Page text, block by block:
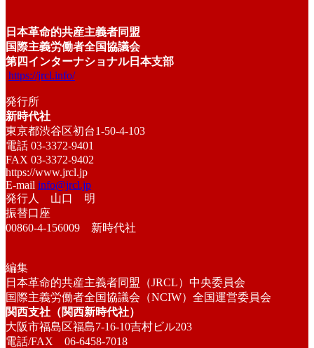
日本革命的共産主義者同盟
国際主義労働者全国協議会
第四インターナショナル日本支部
https://jrcl.info/
発行所
新時代社
東京都渋谷区初台1-50-4-103
電話 03-3372-9401
FAX 03-3372-9402
https://www.jrcl.jp
E-mail info@jrcl.jp
発行人 山口 明
振替口座
00860-4-156009 新時代社
編集
日本革命的共産主義者同盟（JRCL）中央委員会
国際主義労働者全国協議会（NCIW）全国運営委員会
関西支社（関西新時代社）
大阪市福島区福島7-16-10吉村ビル203
電話/FAX 06-6458-7018